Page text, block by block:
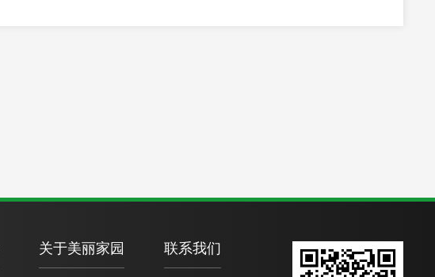
关于美丽家园 联系我们